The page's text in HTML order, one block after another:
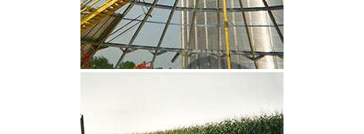
CLIQUEZ POUR AGRANDIR